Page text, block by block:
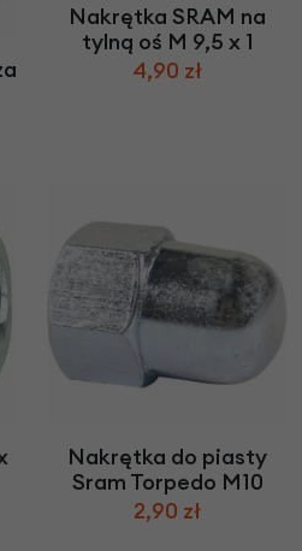
Nakrętka SRAM na
tylną oś M 9,5 x 1
4,90 zł
Nakrętka do piasty
Sram Torpedo M10
2,90 zł